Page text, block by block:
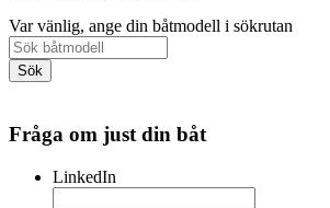
Var vänlig, ange din båtmodell i sökrutan
Fråga om just din båt
LinkedIn